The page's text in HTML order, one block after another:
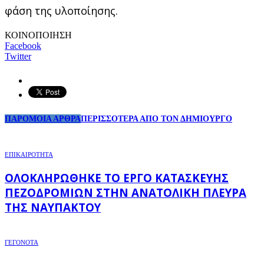
φάση της υλοποίησης.
ΚΟΙΝΟΠΟΙΗΣΗ
Facebook
Twitter
ΠΑΡΟΜΟΙΑ ΑΡΘΡΑΠΕΡΙΣΣΟΤΕΡΑ ΑΠΟ ΤΟΝ ΔΗΜΙΟΥΡΓΟ
ΕΠΙΚΑΙΡΟΤΗΤΑ
ΟΛΟΚΛΗΡΏΘΗΚΕ ΤΟ ΈΡΓΟ ΚΑΤΑΣΚΕΥΉΣ
ΠΕΖΟΔΡΟΜΊΩΝ ΣΤΗΝ ΑΝΑΤΟΛΙΚΉ ΠΛΕΥΡΆ
ΤΗΣ ΝΑΥΠΆΚΤΟΥ
ΓΕΓΟΝΟΤΑ